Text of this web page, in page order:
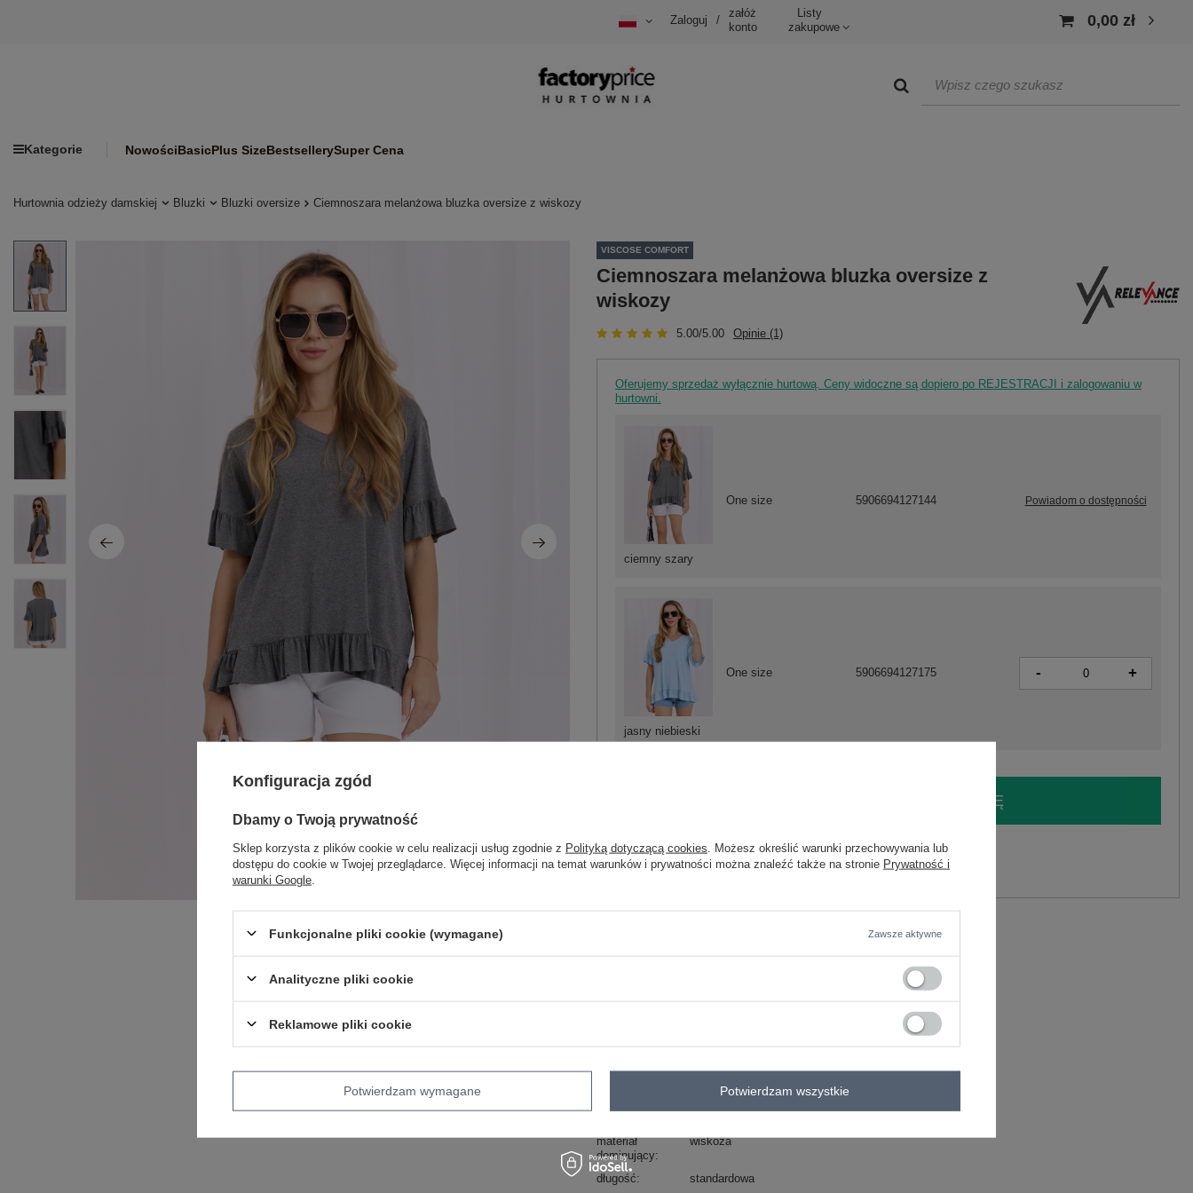
Zaloguj /
załóż
konto
Listy
zakupowe
0,00 zł
Kategorie NowościBasicPlus SizeBestsellerySuper Cena
Hurtownia odzieży damskiej Bluzki Bluzki oversize Ciemnoszara melanżowa bluzka oversize z wiskozy
VISCOSE COMFORT
Ciemnoszara melanżowa bluzka oversize z
wiskozy
5.00/5.00 Opinie (1)
Oferujemy sprzedaż wyłącznie hurtową. Ceny widoczne są dopiero po REJESTRACJI i zalogowaniu w
hurtowni.
jasny niebieski
One size 5906694127175 - +
ciemny szary
One size 5906694127144 Powiadom o dostępności
ZALOGUJ SIĘ I ZOBACZ CENĘ
Masz pytanie? Chętnie pomożemy.
Zadzwoń+48 601 547 740 Zadaj pytanie
materiał
dominujący
wiskoza
długość
standardowa
Konfiguracja zgód
Dbamy o Twoją prywatność
Sklep korzysta z plików cookie w celu realizacji usług zgodnie z Polityką dotyczącą cookies . Możesz określić warunki przechowywania lub
dostępu do cookie w Twojej przeglądarce. Więcej informacji na temat warunków i prywatności można znaleźć także na stronie Prywatność i
warunki Google
Funkcjonalne pliki cookie (wymagane) Zawsze aktywne
Analityczne pliki cookie
Reklamowe pliki cookie
Potwierdzam wymagane Potwierdzam wszystkie